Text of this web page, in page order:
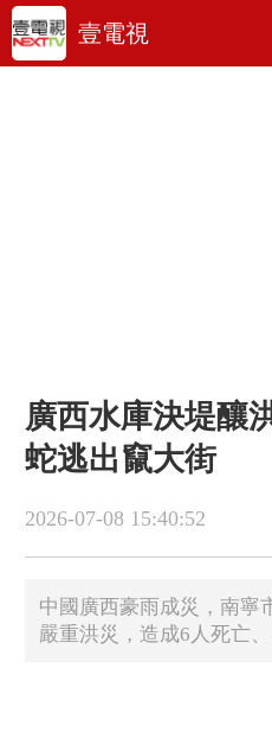
壹電視
廣西水庫決堤釀
蛇逃出竄大街
2026-07-08 15:40:52
中國廣西豪雨成災，南寧
嚴重洪災，造成6人死亡、